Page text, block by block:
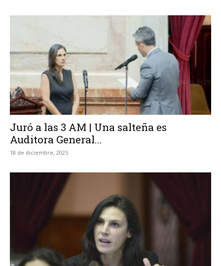
Juró a las 3 AM | Una salteña es
Auditora General...
18 de diciembre, 2025